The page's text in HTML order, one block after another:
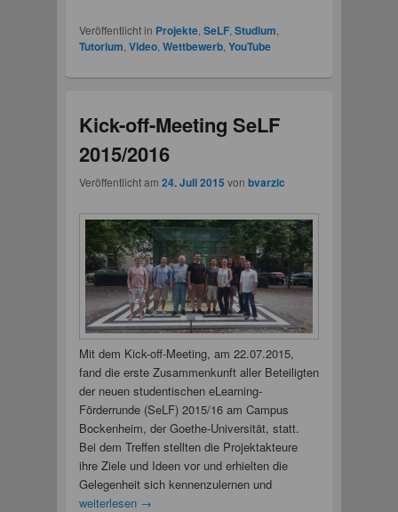
Veröffentlicht in Projekte, SeLF, Studium
Tutorium Video, Wettbewerb, YouTube
Kick-off-Meeting SeLF
2015/2016
Veröffentlicht am 24. Juli 2015 von bvarzic
Mit dem Kick-off-Meeting, am 22.07.2015,
fand die erste Zusammenkunft aller Beteiligten
der neuen studentischen eLearning-
Förderrunde (SeLF) 2015/16 am Campus
Bockenheim, der Goethe-Universität, statt.
Bei dem Treffen stellten die Projektakteure
ihre Ziele und Ideen vor und erhielten die
Gelegenheit sich kennenzulernen und
weiterlesen →